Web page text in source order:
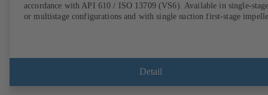
accordance with API 610 / ISO 13709 (VS6). Available in single-
or multistage configurations and with single suction first-stage
Detail